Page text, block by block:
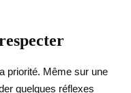
priorité. Même sur une
quelques réflexes